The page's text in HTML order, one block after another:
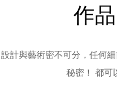
作品
設計與藝術密不可分，任何
秘密！ 都可